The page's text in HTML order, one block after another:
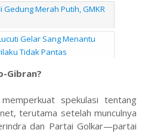
Merah Putih, GMKR
Gelar Sang Menantu
Tidak Pantas
Gibran?
spekulasi tentang
terutama setelah munculnya
dan Partai Golkar—partai